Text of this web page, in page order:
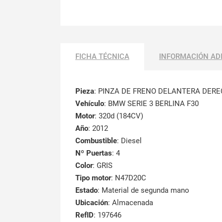
FICHA TÉCNICA INFORMACIÓN
Pieza: PINZA DE FRENO DELANTERA
Vehículo: BMW SERIE 3 BERLINA F30
Motor: 320d (184CV)
Año: 2012
Combustible: Diesel
Nº Puertas: 4
Color: GRIS
Tipo motor: N47D20C
Estado: Material de segunda mano
Ubicación: Almacenada
RefID: 197646